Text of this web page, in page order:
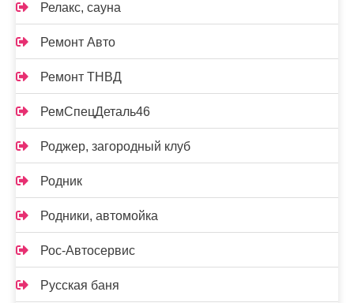
Релакс, сауна
Ремонт Авто
Ремонт ТНВД
РемСпецДеталь46
Роджер, загородный клуб
Родник
Родники, автомойка
Рос-Автосервис
Русская баня